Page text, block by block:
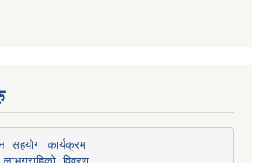
सहयोग कार्यक्रम